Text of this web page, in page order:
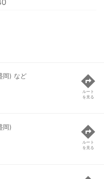
岡) など
ルート
を見る
岡)
ルート
を見る